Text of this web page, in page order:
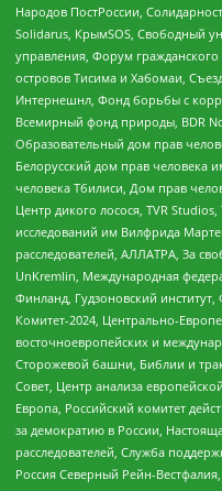
Народов ПостРоссии,
Solidarus, КрымSOS, Свободный
управления, Форум
островов Тисима и Хабомаи,
Интернешнл, Фонд борьбы с
Всемирный фонд природы, BDR
Образовательный дом прав
Белорусский дом прав человека
человека Тбилиси, Дом прав
Центр дикого лосося, TVR
исследований им Вилфрида
расследователей, АЛЛАТРА, За
UnKremlin, Международная
Финланд, Гудзоновский
Комитет-2024, Центрально-
восточноевропейских и
Сторожевой башни, Библии и
Совет, Центр анализа
Европа, Российский комитет
за демократию в России,
расследователей, Служба
Россия Северный Рейн-